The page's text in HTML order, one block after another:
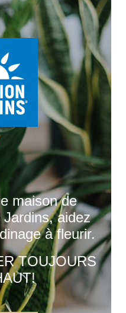
maison de
aidez
à fleurir.
TOUJOURS